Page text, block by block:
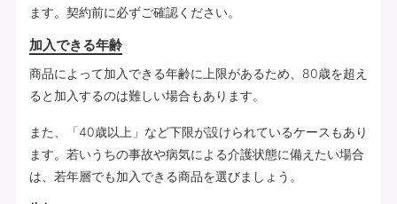
ます。契約前に必ずご確認ください。
加入できる年齢
商品によって加入できる年齢に上限があるため、80歳を超え
ると加入するのは難しい場合もあります。
また、「40歳以上」など下限が設けられているケースもあり
ます。若いうちの事故や病気による介護状態に備えたい場合
は、若年層でも加入できる商品を選びましょう。